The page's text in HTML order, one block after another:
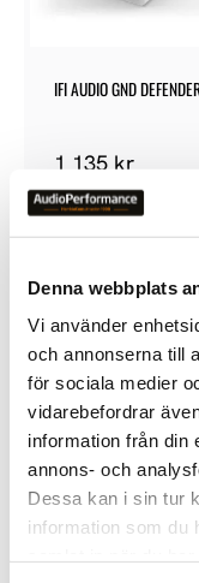
Denna webbplats
Vi använder
och annonserna till
för sociala medier
vidarebefordrar
information från din
annons- och
Dessa kan i sin tur
information som du
IFI AUDIO GND
1 135 kr